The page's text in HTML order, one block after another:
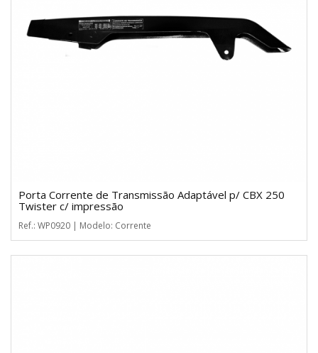
Porta Corrente de Transmissão Adaptável p/ CBX 250
Twister c/ impressão
Ref.: WP0920 | Modelo: Corrente